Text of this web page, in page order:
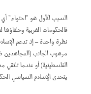
السبب الأول هو "احتواء"
فالحكومات الغربية
نظرة واحدة – إذ تدعم
مرهوب الجانب
الفلسطينية) أو عندما
يتحدى الإسلام السياسي